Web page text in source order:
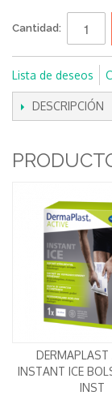
Cantidad:
Lista de deseos
DESCRIPCIÓN
DERMAPLAST
INSTANT ICE
INST